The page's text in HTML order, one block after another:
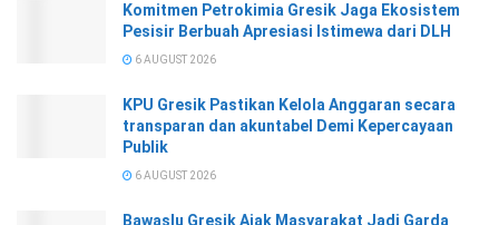
Komitmen Petrokimia Gresik Jaga Ekosistem
Pesisir Berbuah Apresiasi Istimewa dari DLH
6 AUGUST 2026
KPU Gresik Pastikan Kelola Anggaran secara
transparan dan akuntabel Demi Kepercayaan
Publik
6 AUGUST 2026
Bawaslu Gresik Ajak Masyarakat Jadi Garda